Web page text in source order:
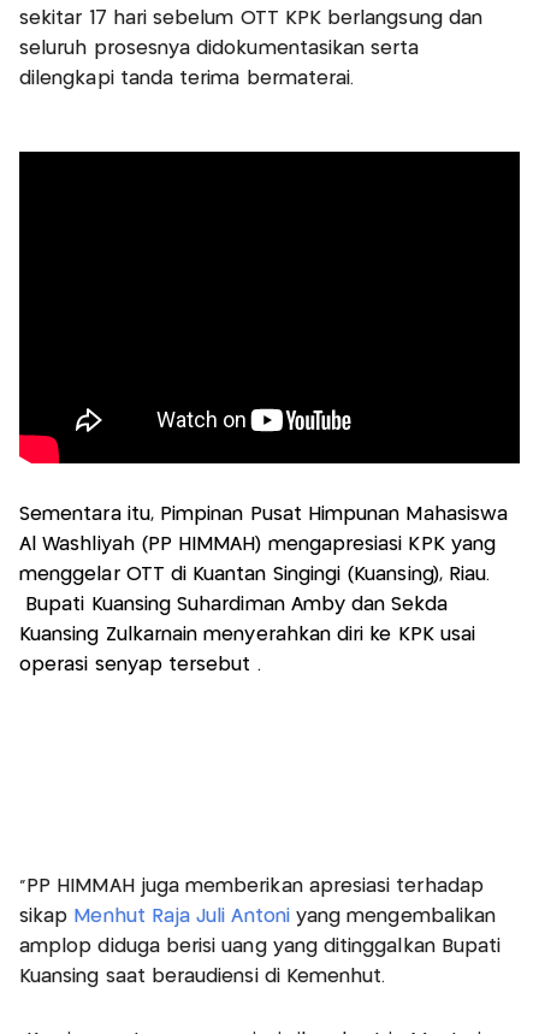
sekitar 17 hari sebelum OTT KPK berlangsung dan
seluruh prosesnya didokumentasikan serta
dilengkapi tanda terima bermaterai.
Sementara itu, Pimpinan Pusat Himpunan Mahasiswa
Al Washliyah (PP HIMMAH) mengapresiasi KPK yang
menggelar OTT di Kuantan Singingi (Kuansing), Riau.
Bupati Kuansing Suhardiman Amby dan Sekda
Kuansing Zulkarnain menyerahkan diri ke KPK usai
operasi senyap tersebut .
“PP HIMMAH juga memberikan apresiasi terhadap
sikap Menhut Raja Juli Antoni yang mengembalikan
amplop diduga berisi uang yang ditinggalkan Bupati
Kuansing saat beraudiensi di Kemenhut.